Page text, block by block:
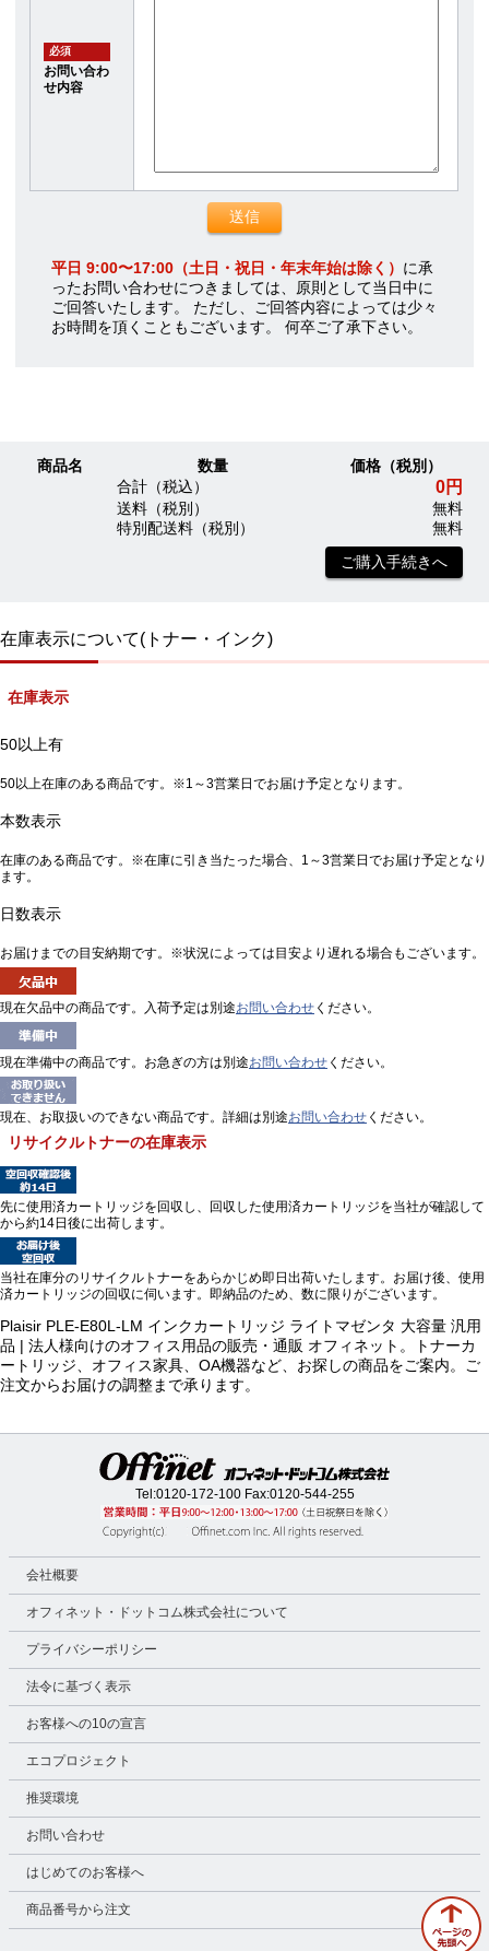
必須
お問い合わ
せ内容
平日 9:00〜17:00（土日・祝日・年末年始は除く） に承
ったお問い合わせにつきましては、原則として当日中に
ご回答いたします。 ただし、ご回答内容によっては少々
お時間を頂くこともございます。 何卒ご了承下さい。
商品名 数量
価格（税別）
合計（税込）
0円
送料（税別）
無料
特別配送料（税別）
無料
ご購入手続きへ
在庫表示について(トナー・インク)
在庫表示
50以上有
50以上在庫のある商品です。※1～3営業日でお届け予定となります。
本数表示
在庫のある商品です。※在庫に引き当たった場合、1～3営業日でお届け予定となり
ます。
日数表示
お届けまでの目安納期です。※状況によっては目安より遅れる場合もございます。
現在欠品中の商品です。入荷予定は別途お問い合わせ ください。
現在準備中の商品です。お急ぎの方は別途お問い合わせ ください。
現在、お取扱いのできない商品です。詳細は別途お問い合わせ ください。
リサイクルトナーの在庫表示
先に使用済カートリッジを回収し、回収した使用済カートリッジを当社が確認して
から約14日後に出荷します。
当社在庫分のリサイクルトナーをあらかじめ即日出荷いたします。お届け後、使用
済カートリッジの回収に伺います。即納品のため、数に限りがございます。
Plaisir PLE-E80L-LM インクカートリッジ ライトマゼンタ 大容量 汎用
品 | 法人様向けのオフィス用品の販売・通販 オフィネット。トナーカ
ートリッジ、オフィス家具、OA機器など、お探しの商品をご案内。ご
注文からお届けの調整まで承ります。
Tel:0120-172-100Fax:0120-544-255
会社概要
オフィネット・ドットコム株式会社について
プライバシーポリシー
法令に基づく表示
お客様への10の宣言
エコプロジェクト
推奨環境
お問い合わせ
はじめてのお客様へ
商品番号から注文